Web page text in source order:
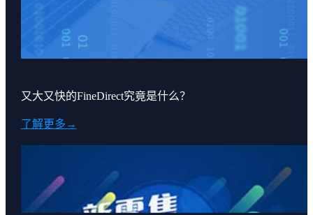
又大又快的FineDirect究竟是什么？
了解更多→